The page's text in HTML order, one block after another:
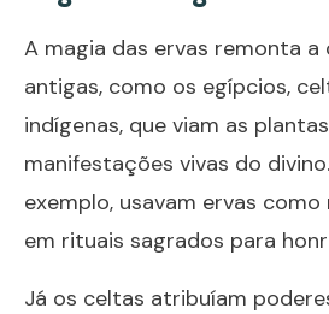
A magia das ervas remonta a
antigas, como os egípcios,
indígenas, que viam as
manifestações vivas do
exemplo, usavam ervas
em rituais sagrados para
Já os celtas atribuíam